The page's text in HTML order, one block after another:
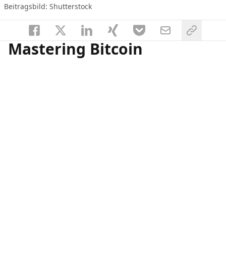
Beitragsbild: Shutterstock
Mastering Bitcoin